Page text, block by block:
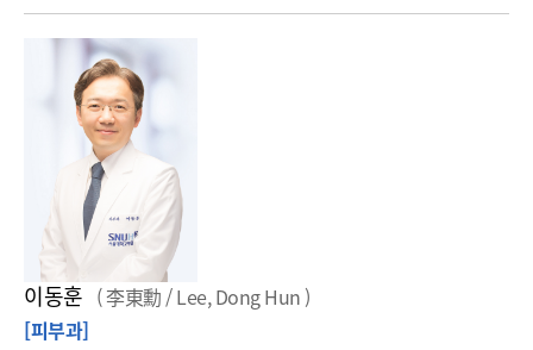
이동훈 ( 李東勳 / Lee, Dong Hun )
[피부과]